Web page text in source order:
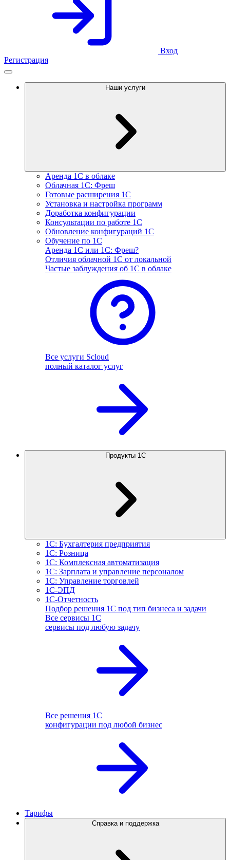
Вход
Регистрация
Наши услуги
Аренда 1С в облаке
Облачная 1С: Фреш
Готовые расширения 1С
Установка и настройка программ
Доработка конфигурации
Консультации по работе 1С
Обновление конфигураций 1С
Обучение по 1С
Аренда 1С или 1С: Фреш?
Отличия облачной 1С от локальной
Частые заблуждения об 1С в облаке
Все услуги Scloud
полный каталог услуг
Продукты 1С
1С: Бухгалтерия предприятия
1С: Розница
1С: Комплексная автоматизация
1С: Зарплата и управление персоналом
1С: Управление торговлей
1С-ЭПД
1С-Отчетность
Подбор решения 1С под тип бизнеса и задачи
Все сервисы 1С
сервисы под любую задачу
Все решения 1С
конфигурации под любой бизнес
Тарифы
Справка и поддержка